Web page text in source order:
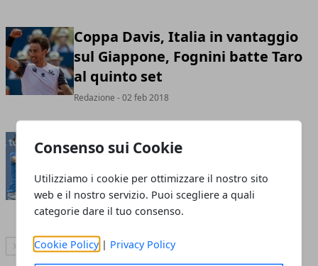
Consenso sui Cookie
Utilizziamo i cookie per ottimizzare il nostro sito
web e il nostro servizio. Puoi scegliere a quali
categorie dare il tuo consenso.
Cookie Policy | Privacy Policy
Coppa Davis, Italia in vantaggio
sul Giappone, Fognini batte Taro
al quinto set
Redazione - 02 feb 2018
Coppa Davis 2018: 'Il Giappone
Yuichi Sugita'
Redazione- 31 gen 2018
Articolo Successivo